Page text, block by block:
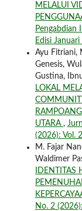
MELALUI
Pengabdian
Edisi
Ayu Fitriani,
Genesis,
Gustina,
LOKAL
UTARA ,
(2026): Vol.
M. Fajar
Waldimer
IDENTITAS
No. 2